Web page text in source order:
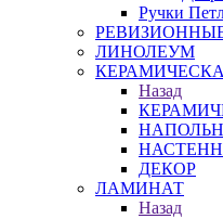
Ручки
ЛИНОЛЕУМ
Назад
ДЕКОР
ЛАМИНАТ
Назад